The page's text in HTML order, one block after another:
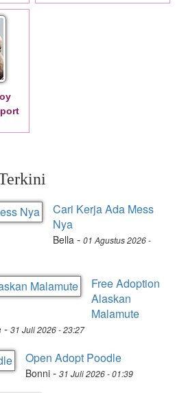
Cari Kerja Ada Mess
Nya
Bella - 01 Agustus 2026 -
Free Adoption
Alaskan
Malamute
- 31 Juli 2026 - 23:27
Open Adopt Poodle
Bonni - 31 Juli 2026 - 01:39